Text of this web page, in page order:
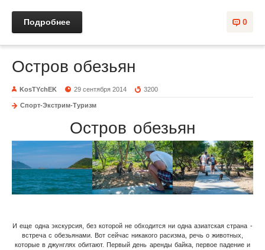
0
Подробнее
Остров обезьян
KosTYchEK 29 сентября 2014 3200
Спорт-Экстрим-Туризм
Остров обезьян
И еще одна экскурсия, без которой не обходится ни одна азиатская страна -
встреча с обезьянами. Вот сейчас никакого расизма, речь о животных,
которые в джунглях обитают. Первый день аренды байка, первое падение и